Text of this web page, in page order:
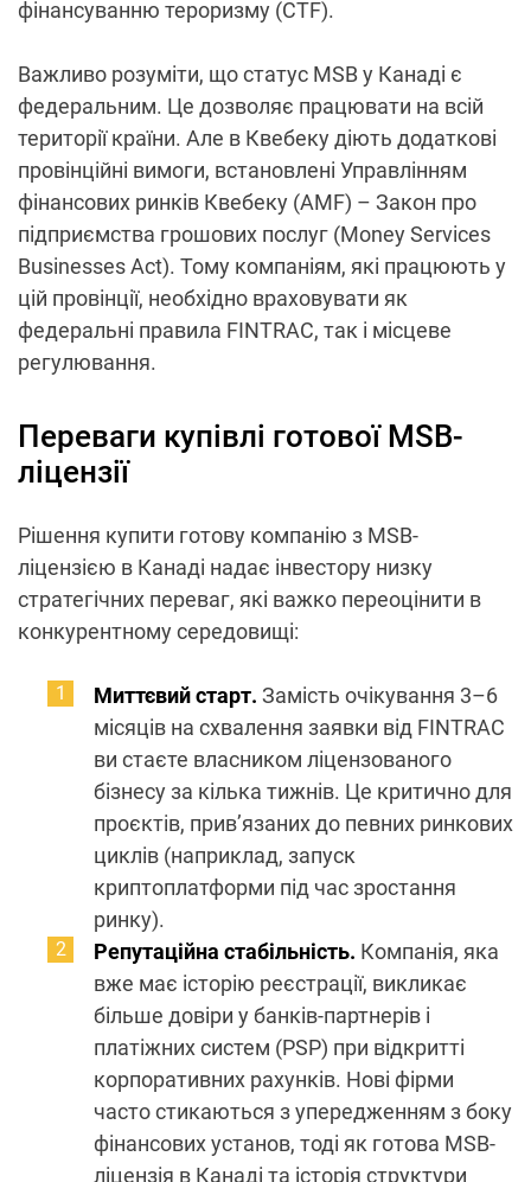
фінансуванню тероризму (CTF).
Важливо розуміти, що статус MSB у Канаді є
федеральним. Це дозволяє працювати на всій
території країни. Але в Квебеку діють додаткові
провінційні вимоги, встановлені Управлінням
фінансових ринків Квебеку (AMF) – Закон про
підприємства грошових послуг (Money Services
Businesses Act). Тому компаніям, які працюють у
цій провінції, необхідно враховувати як
федеральні правила FINTRAC, так і місцеве
регулювання.
Переваги купівлі готової MSB-
ліцензії
Рішення купити готову компанію з MSB-
ліцензією в Канаді надає інвестору низку
стратегічних переваг, які важко переоцінити в
конкурентному середовищі:
Миттєвий старт. Замість очікування 3–6
місяців на схвалення заявки від FINTRAC
ви стаєте власником ліцензованого
бізнесу за кілька тижнів. Це критично для
проєктів, прив’язаних до певних ринкових
циклів (наприклад, запуск
криптоплатформи під час зростання
ринку).
Репутаційна стабільність. Компанія, яка
вже має історію реєстрації, викликає
більше довіри у банків-партнерів і
платіжних систем (PSP) при відкритті
корпоративних рахунків. Нові фірми
часто стикаються з упередженням з боку
фінансових установ, тоді як готова MSB-
ліцензія в Канаді та історія структури